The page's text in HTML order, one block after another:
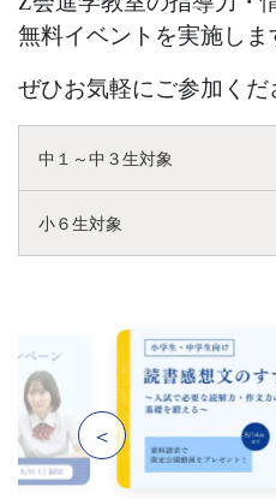
無料イベントを実施しま
ぜひお気軽にご参加くだ
中１～中３生対象
小６生対象
＜